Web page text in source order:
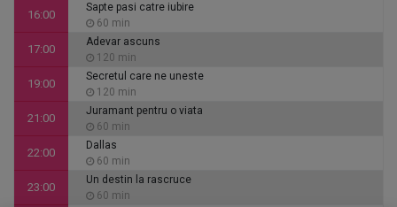
16:00
Sapte pasi catre iubire
60 min
17:00
Adevar ascuns
120 min
19:00
Secretul care ne uneste
120 min
21:00
Juramant pentru o viata
60 min
22:00
Dallas
60 min
23:00
Un destin la rascruce
60 min